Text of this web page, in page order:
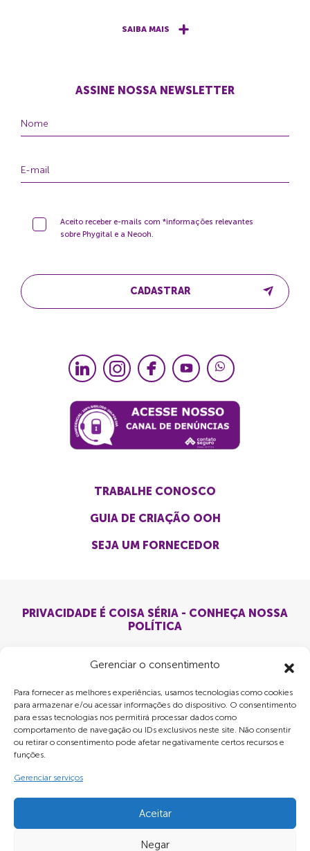
Gerenciar o consentimento
Para fornecer as melhores experiências, usamos tecnologias como cookies
para armazenar e/ou acessar informações do dispositivo. O consentimento
para essas tecnologias nos permitirá processar dados como
comportamento de navegação ou IDs exclusivos neste site. Não consentir
ou retirar o consentimento pode afetar negativamente certos recursos e
funções.
Gerenciar serviços
Aceitar
Negar
SAIBA MAIS
ASSINE NOSSA NEWSLETTER
Aceito receber e-mails com *informações relevantes
sobre Phygital e a Neooh.
CADASTRAR
TRABALHE CONOSCO
GUIA DE CRIAÇÃO OOH
SEJA UM FORNECEDOR
PRIVACIDADE É COISA SÉRIA - CONHEÇA NOSSA
POLÍTICA